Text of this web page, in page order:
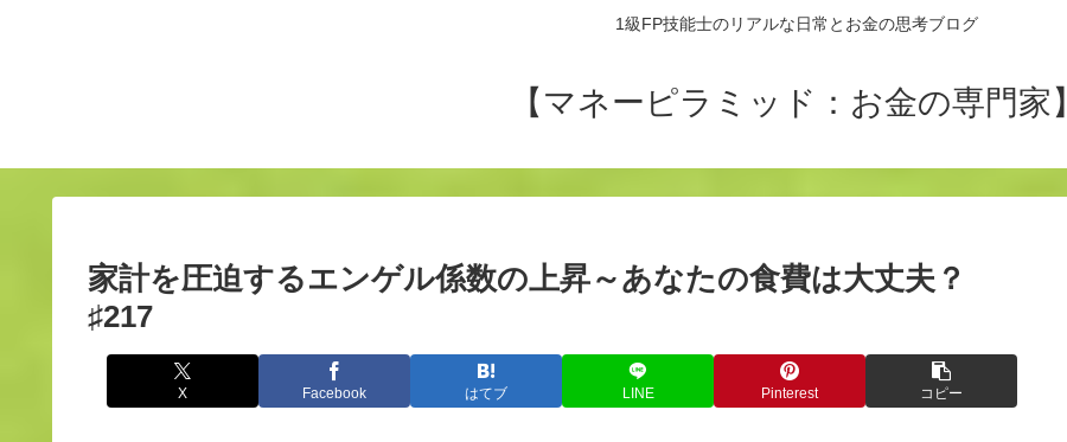
1級FP技能士のリアルな日常とお金の思考ブログ
【マネーピラミッド：お金の専門家】
家計を圧迫するエンゲル係数の上昇～あなたの食費は大丈夫？
♯217
X Facebook はてブ LINE Pinterest コピー